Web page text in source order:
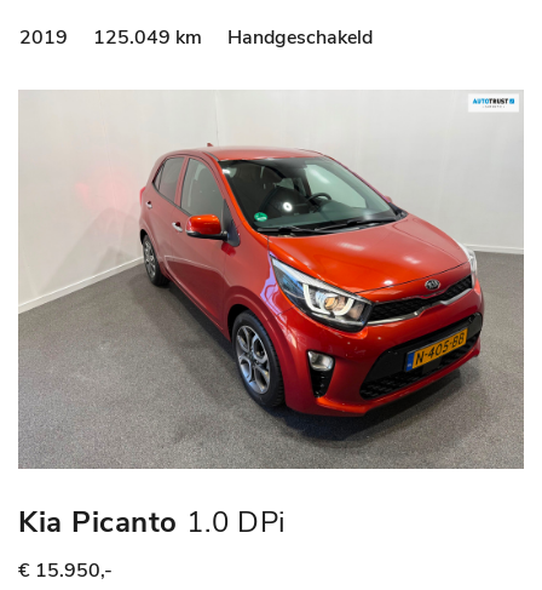
2019
125.049 km Handgeschakeld
Kia Picanto 1.0 DPi
DynamicPlusLine
€ 15.950,-